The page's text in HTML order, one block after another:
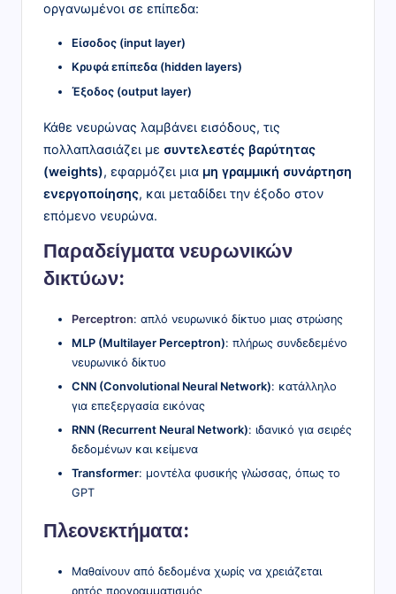
οργανωμένοι σε επίπεδα:
Είσοδος (input layer)
Κρυφά επίπεδα (hidden layers)
Έξοδος (output layer)
Κάθε νευρώνας λαμβάνει εισόδους, τις
πολλαπλασιάζει με συντελεστές βαρύτητας
(weights), εφαρμόζει μια μη γραμμική συνάρτηση
ενεργοποίησης, και μεταδίδει την έξοδο στον
επόμενο νευρώνα.
Παραδείγματα νευρωνικών
δικτύων:
Perceptron: απλό νευρωνικό δίκτυο μιας στρώσης
MLP (Multilayer Perceptron): πλήρως συνδεδεμένο
νευρωνικό δίκτυο
CNN (Convolutional Neural Network): κατάλληλο
για επεξεργασία εικόνας
RNN (Recurrent Neural Network): ιδανικό για σειρές
δεδομένων και κείμενα
Transformer: μοντέλα φυσικής γλώσσας, όπως το
GPT
Πλεονεκτήματα:
Μαθαίνουν από δεδομένα χωρίς να χρειάζεται
ρητός προγραμματισμός